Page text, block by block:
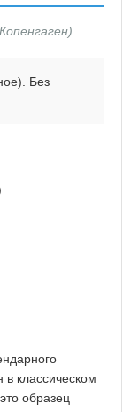
Без
в классическом
образец